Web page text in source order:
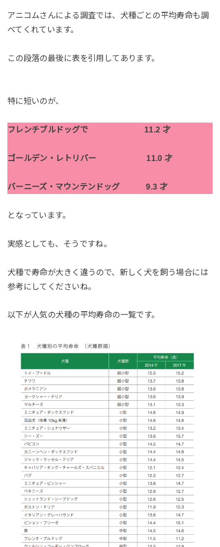
アニコムさんによる調査では、犬種ごとの平均寿命も調
べてくれています。
この段落の最後に表を引用してあります。
特に短いのが、
フレンチブルドッグで 11.2 才
ゴールデン・レトリバー 11.0 才
バーニーズ・マウンテンドッグ 9.3 才
となっています。
実感としても、そうですね。
犬種で寿命が大きく違うので、新しく犬を飼う場合には
参考にしてくださいね。
以下が人気の犬種の平均寿命の一覧です。